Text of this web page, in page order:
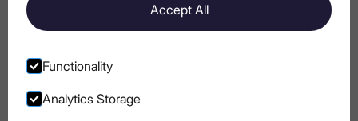
Accept All
Functionality
Analytics Storage
Горілка та дизайн: як мінімалізм став